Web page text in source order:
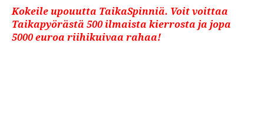
Kokeile upouutta TaikaSpinniä. Voit voittaa
Taikapyörästä 500 ilmaista kierrosta ja jopa
5000 euroa riihikuivaa rahaa!